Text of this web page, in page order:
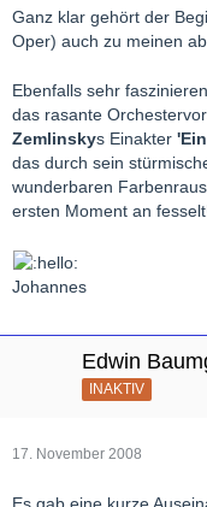
Ganz klar gehört der
Oper) auch zu meinen
Ebenfalls sehr
das rasante
Zemlinskys Einakter
das durch sein
wunderbaren
ersten Moment an
Johannes
Edwin
INAKTIV
17. November 2008
Es gab eine kurze